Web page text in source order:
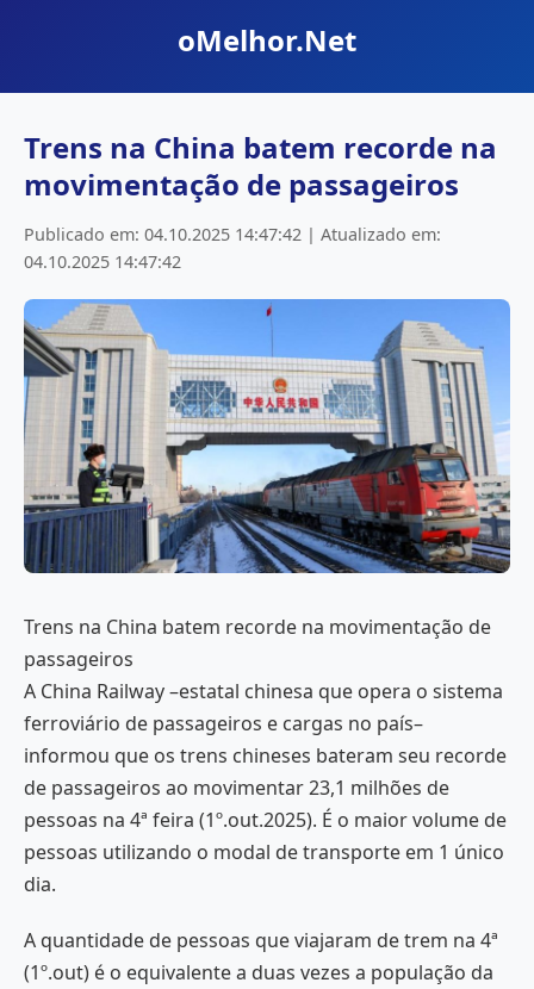
oMelhor.Net
Trens na China batem recorde na
movimentação de passageiros
Publicado em: 04.10.2025 14:47:42 | Atualizado em:
04.10.2025 14:47:42
Trens na China batem recorde na movimentação de
passageiros
A China Railway –estatal chinesa que opera o sistema
ferroviário de passageiros e cargas no país–
informou que os trens chineses bateram seu recorde
de passageiros ao movimentar 23,1 milhões de
pessoas na 4ª feira (1º.out.2025). É o maior volume de
pessoas utilizando o modal de transporte em 1 único
dia.
A quantidade de pessoas que viajaram de trem na 4ª
(1º.out) é o equivalente a duas vezes a população da